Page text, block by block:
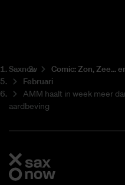
Saxnow Co­mic: Zon, Zee...
Februari
AMM haalt in week meer
aardbeving